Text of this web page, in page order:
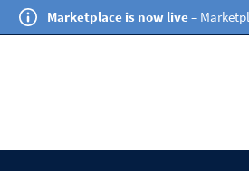
Marketplace is now live–